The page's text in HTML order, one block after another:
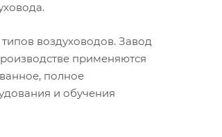
воздуховодов. Завод
применяются
полное
и обучения